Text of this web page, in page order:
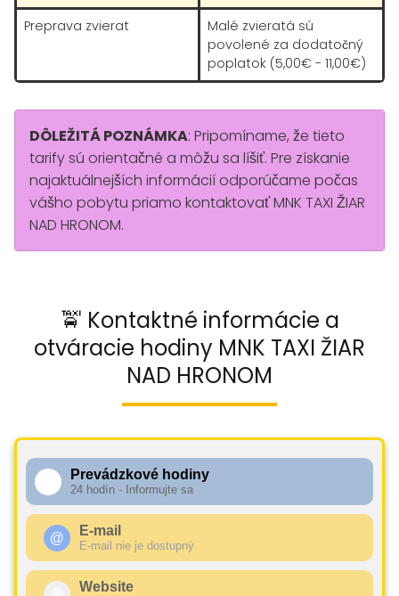
Preprava zvierat
Malé zvieratá sú
povolené za dodatočný
poplatok (5,00€ - 11,00€)
DÔLEŽITÁ POZNÁMKA: Pripomíname, že tieto
tarify sú orientačné a môžu sa líšiť. Pre získanie
najaktuálnejších informácií odporúčame počas
vášho pobytu priamo kontaktovať MNK TAXI ŽIAR
NAD HRONOM.
🚖 Kontaktné informácie a
otváracie hodiny MNK TAXI ŽIAR
NAD HRONOM
Prevádzkové hodiny
24 hodín - Informujte sa
@ E-mail
E-mail nie je dostupný
Website